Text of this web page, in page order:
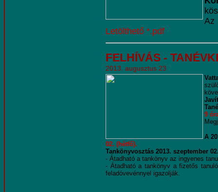
Letölthető *.pdf
FELHÍVÁS -
2013. augusztus 23
9
A
02. (hétfő).
Tankönyvosztás 2013. szeptember
- Átadható a tankönyv az ingyenes
- Átadható a tankönyv a fizetős
feladóvevénnyel igazolják.